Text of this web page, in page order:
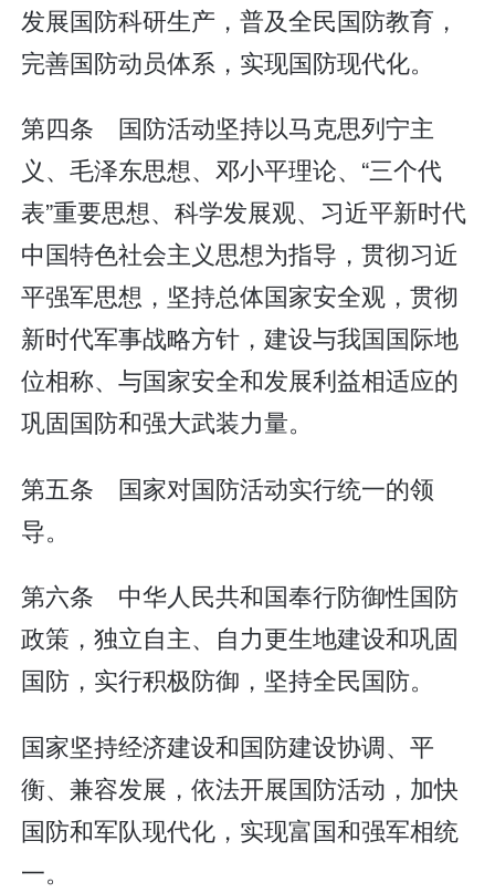
发展国防科研生产，普及全民国防教育，
完善国防动员体系，实现国防现代化。
第四条 国防活动坚持以马克思列宁主
义、毛泽东思想、邓小平理论、“三个代
表”重要思想、科学发展观、习近平新时代
中国特色社会主义思想为指导，贯彻习近
平强军思想，坚持总体国家安全观，贯彻
新时代军事战略方针，建设与我国国际地
位相称、与国家安全和发展利益相适应的
巩固国防和强大武装力量。
第五条 国家对国防活动实行统一的领
导。
第六条 中华人民共和国奉行防御性国防
政策，独立自主、自力更生地建设和巩固
国防，实行积极防御，坚持全民国防。
国家坚持经济建设和国防建设协调、平
衡、兼容发展，依法开展国防活动，加快
国防和军队现代化，实现富国和强军相统
一。